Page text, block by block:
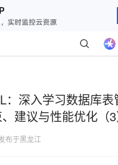
：深入学习数据库表
建议与性能优化（3
布于黑龙江